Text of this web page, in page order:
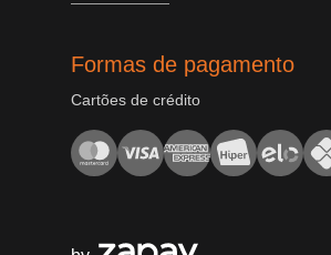
Formas de pagamento
Cartões de crédito